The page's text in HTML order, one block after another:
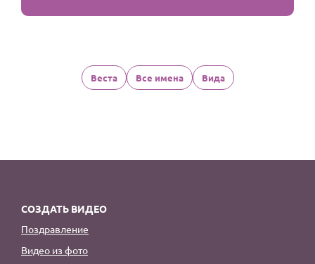
Веста Все имена Вида
СОЗДАТЬ ВИДЕО
Поздравление
Видео из фото